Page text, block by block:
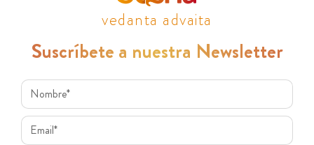
vedanta advaita
Suscríbete a nuestra Newsletter